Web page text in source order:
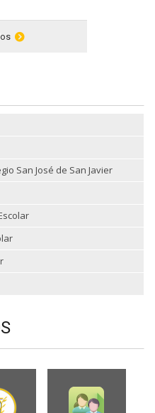
San José de San Javier